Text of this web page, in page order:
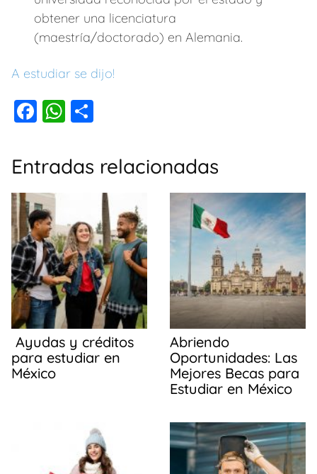
obtener una licenciatura
(maestría/doctorado) en Alemania.
A estudiar se dijo!
F
c
e
b
o
o
k
W
at
s
p
p
m
p
ar
tir
Entradas relacionadas
Ayudas y créditos
para estudiar en
México
Abriendo
Oportunidades: Las
Mejores Becas para
Estudiar en México